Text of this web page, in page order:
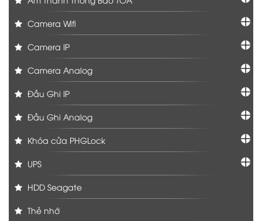
Camera Wifi
Camera IP
Camera Analog
Đầu Ghi IP
Đầu Ghi Analog
Khóa cửa PHGLock
UPS
HDD Seagate
Thẻ nhớ